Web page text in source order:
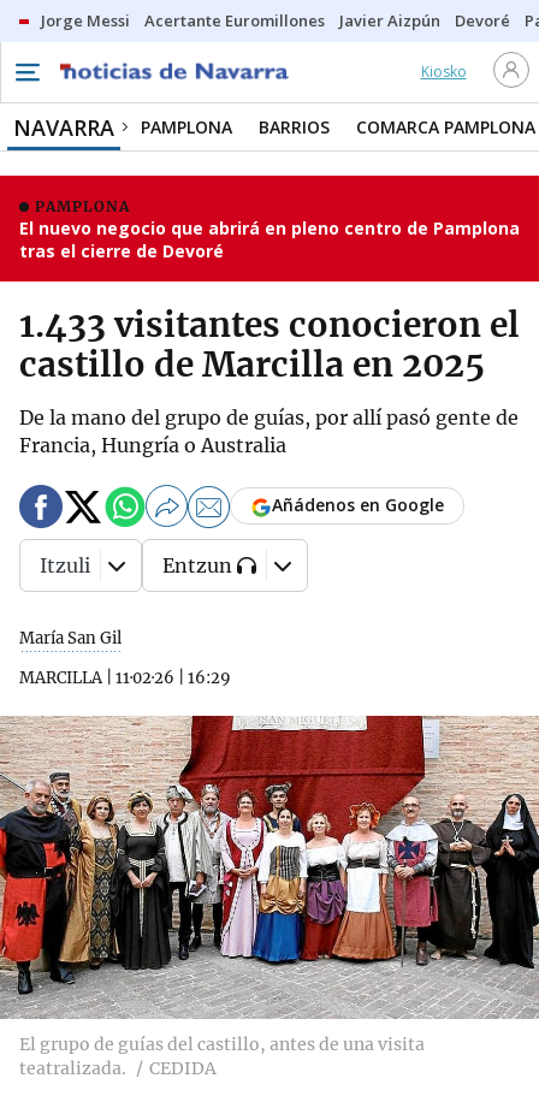
Jorge Messi Acertante Euromillones Javier Aizpún Devoré
Kiosko
NAVARRA PAMPLONA BARRIOS COMARCA PAMPLONA
PAMPLONA
El nuevo negocio que abrirá en pleno centro de Pamplona
tras el cierre de Devoré
1.433 visitantes conocieron el
castillo de Marcilla en 2025
De la mano del grupo de guías, por allí pasó gente de
Francia, Hungría o Australia
María San Gil
MARCILLA| 11·02·26 16:29
Añádenos en Google
Itzuli Entzun
El grupo de guías del castillo, antes de una visita
teatralizada.
CEDIDA